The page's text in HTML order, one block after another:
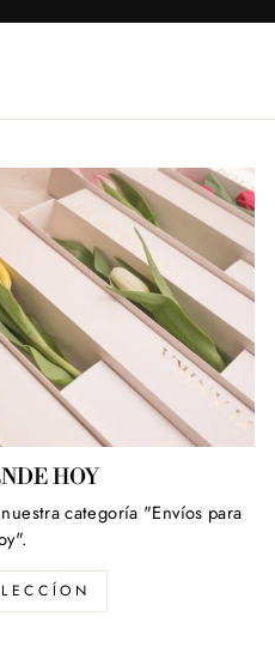
HOY
categoría "Envíos para